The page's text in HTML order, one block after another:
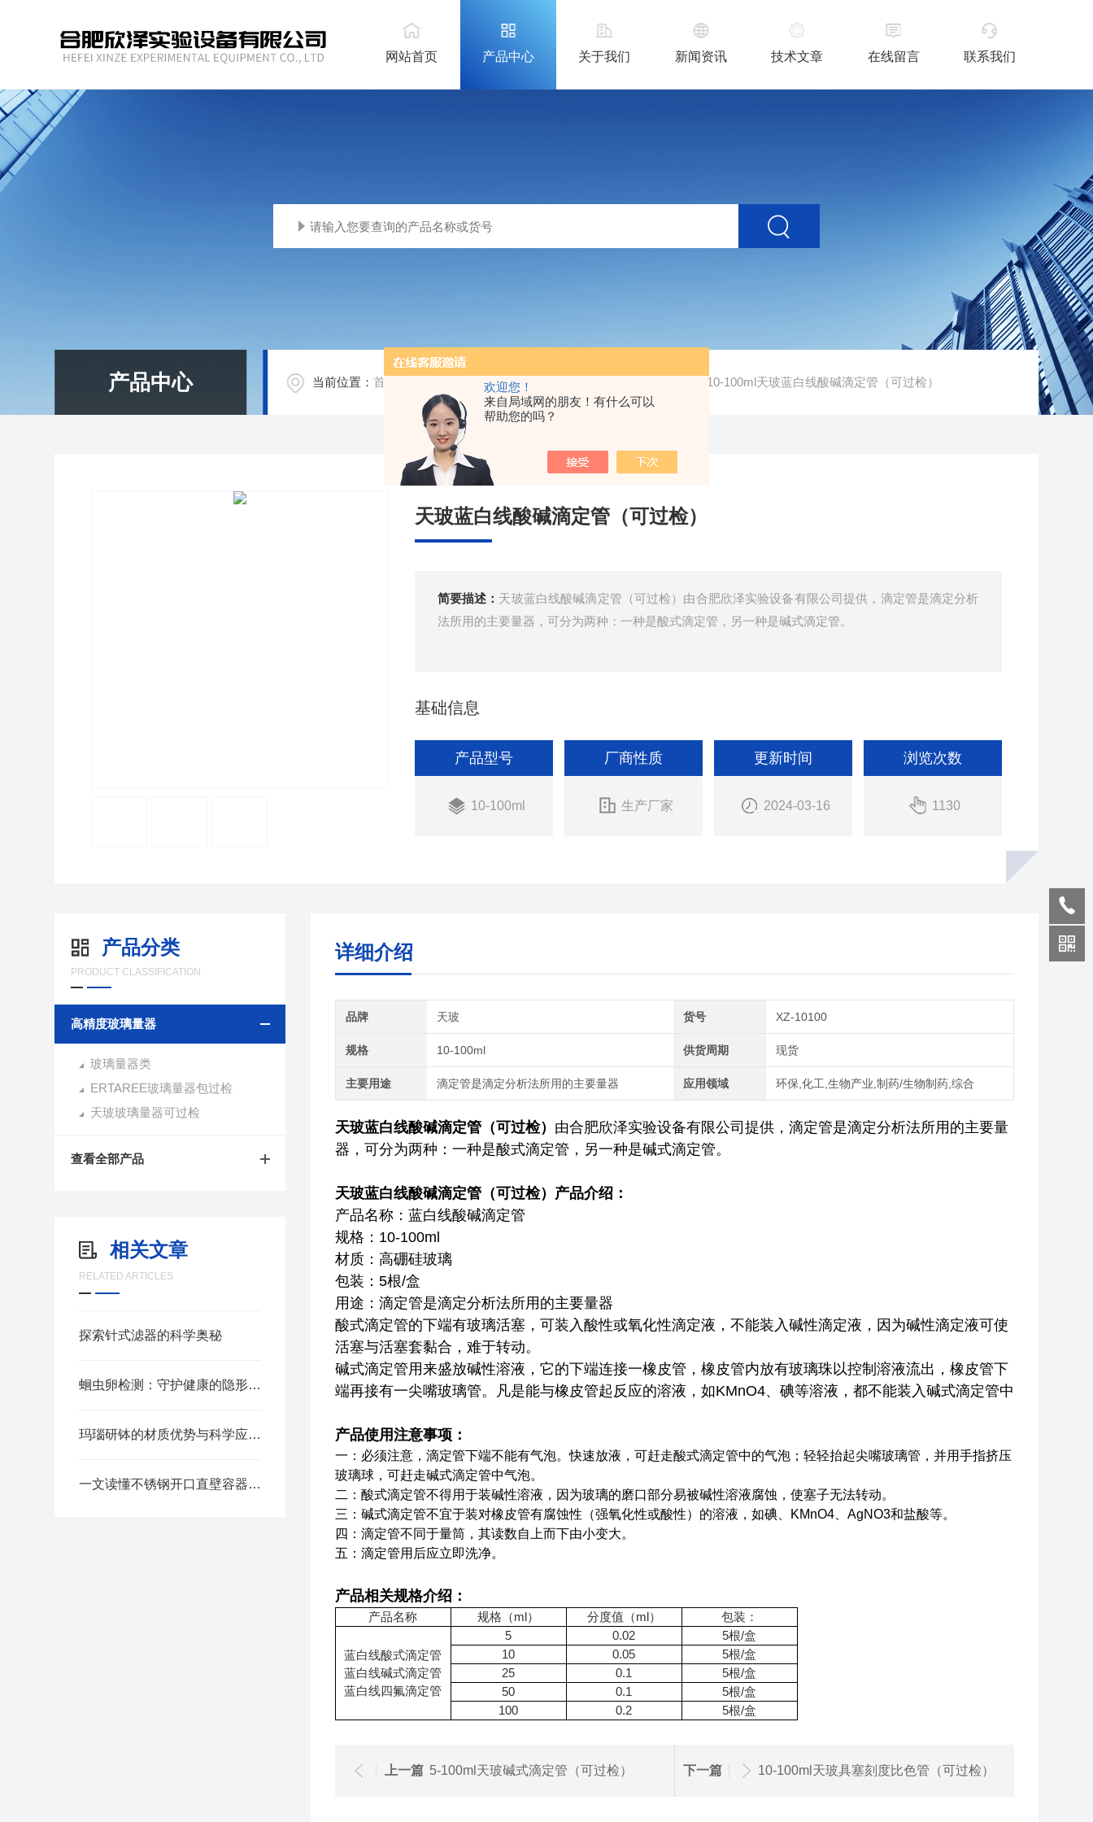
欢迎您！
来自局域网的朋友！有什么可以
帮助您的吗？
网站首页 产品中心 关于我们 新闻资讯 技术文章 在线留言 联系我们
产品中心 当前位置：首页 高精度玻璃量器 / 10-100ml天玻蓝白线酸碱滴定管（可过检）
天玻蓝白线酸碱滴定管（可过检）
简要描述： 天玻蓝白线酸碱滴定管（可过检）由合肥欣泽实验设备有限公司提供，滴定管是滴定分析
法所用的主要量器，可分为两种：一种是酸式滴定管，另一种是碱式滴定管。
基础信息
产品型号
10-100ml
厂商性质
生产厂家
更新时间
2024-03-16
浏览次数
1130
产品分类
PRODUCT CLASSIFICATION
高精度玻璃量器
玻璃量器类
ERTAREE玻璃量器包过检
天玻玻璃量器可过检
查看全部产品
相关文章
RELATED ARTICLES
探索针式滤器的科学奥秘
蛔虫卵检测：守护健康的隐形防线
玛瑙研钵的材质优势与科学应用解析
一文读懂不锈钢开口直壁容器工艺优势拆解
详细介绍
品牌 天玻 货号 XZ-10100
规格 10-100ml 供货周期 现货
主要用途 滴定管是滴定分析法所用的主要量器 应用领域 环保,化工,生物产业,制药/生物制药,综合
天玻蓝白线酸碱滴定管（可过检） 由合肥欣泽实验设备有限公司提供，滴定管是滴定分析法所用的主要量
器，可分为两种：一种是酸式滴定管，另一种是碱式滴定管。
天玻蓝白线酸碱滴定管（可过检） 产品介绍：
产品名称：蓝白线酸碱滴定管
规格：10-100ml
材质：高硼硅玻璃
包装：5根/盒
用途：滴定管是滴定分析法所用的主要量器
酸式滴定管的下端有玻璃活塞，可装入酸性或氧化性滴定液，不能装入碱性滴定液，因为碱性滴定液可使
活塞与活塞套黏合，难于转动。
碱式滴定管用来盛放碱性溶液，它的下端连接一橡皮管，橡皮管内放有玻璃珠以控制溶液流出，橡皮管下
端再接有一尖嘴玻璃管。凡是能与橡皮管起反应的溶液，如KMnO4、碘等溶液，都不能装入碱式滴定管中
产品使用注意事项：
一：必须注意，滴定管下端不能有气泡。快速放液，可赶走酸式滴定管中的气泡；轻轻抬起尖嘴玻璃管，并用手指挤压
玻璃球，可赶走碱式滴定管中气泡。
二：酸式滴定管不得用于装碱性溶液，因为玻璃的磨口部分易被碱性溶液腐蚀，使塞子无法转动。
三：碱式滴定管不宜于装对橡皮管有腐蚀性（强氧化性或酸性）的溶液，如碘、KMnO4、AgNO3和盐酸等。
四：滴定管不同于量筒，其读数自上而下由小变大。
五：滴定管用后应立即洗净。
产品相关规格介绍：
产品名称 规格（ml） 分度值（ml） 包装：
蓝白线酸式滴定管
蓝白线碱式滴定管
蓝白线四氟滴定管
5 0.02
5根/盒
10
0.05
5根/盒
25
0.1
5根/盒
50
0.1
5根/盒
100
0.2 5根/盒
上一篇 5-100ml天玻碱式滴定管（可过检） 下一篇 10-100ml天玻具塞刻度比色管（可过检）